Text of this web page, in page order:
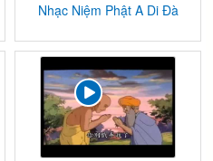
Nhạc Niệm Phật A Di Đà